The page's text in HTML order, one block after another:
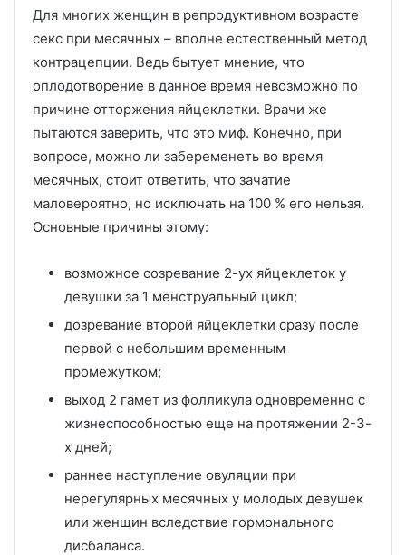
Для многих женщин в репродуктивном возрасте
секс при месячных – вполне естественный метод
контрацепции. Ведь бытует мнение, что
оплодотворение в данное время невозможно по
причине отторжения яйцеклетки. Врачи же
пытаются заверить, что это миф. Конечно, при
вопросе, можно ли забеременеть во время
месячных, стоит ответить, что зачатие
маловероятно, но исключать на 100 % его нельзя.
Основные причины этому:
возможное созревание 2-ух яйцеклеток у
девушки за 1 менструальный цикл;
дозревание второй яйцеклетки сразу после
первой с небольшим временным
промежутком;
выход 2 гамет из фолликула одновременно с
жизнеспособностью еще на протяжении 2-3-
х дней;
раннее наступление овуляции при
нерегулярных месячных у молодых девушек
или женщин вследствие гормонального
дисбаланса.